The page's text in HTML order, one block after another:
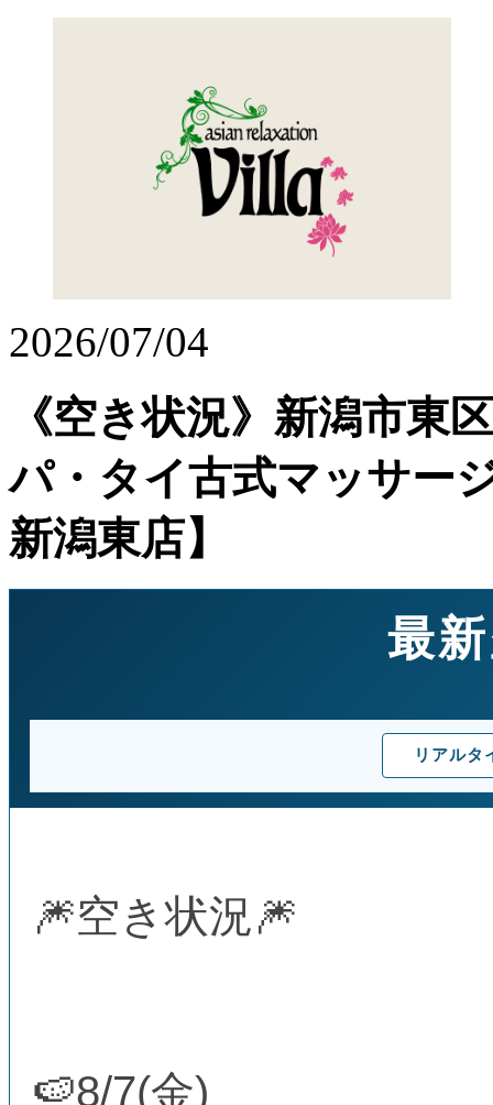
2026/07/04
《空き状況》新潟市東
パ・タイ古式マッサー
新潟東店】
最
リアル
🎆空き状況🎆
🍉8/7(金)